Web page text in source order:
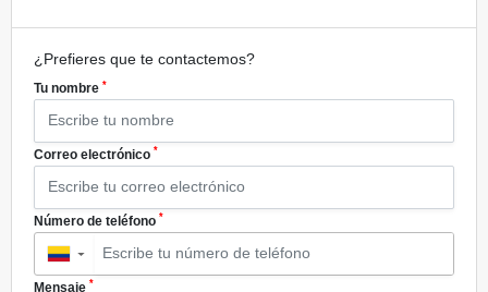
¿Prefieres que te contactemos?
Tu nombre *
Correo electrónico *
Número de teléfono *
▼
Mensaje *